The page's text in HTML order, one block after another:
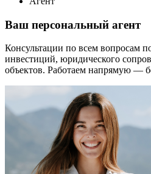
Ваш персональный агент
Консультации по всем вопросам
инвестиций, юридического
объектов. Работаем напрямую —